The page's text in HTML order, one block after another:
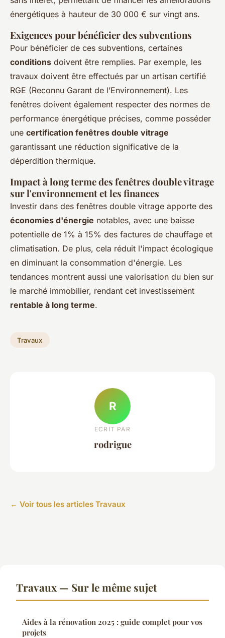
énergétiques à hauteur de 30 000 € sur vingt ans.
Exigences pour bénéficier des subventions
Pour bénéficier de ces subventions, certaines
conditions doivent être remplies. Par exemple, les
travaux doivent être effectués par un artisan certifié
RGE (Reconnu Garant de l’Environnement). Les
fenêtres doivent également respecter des normes de
performance énergétique précises, comme posséder
une certification fenêtres double vitrage
garantissant une réduction significative de la
déperdition thermique.
Impact à long terme des fenêtres double vitrage
sur l'environnement et les finances
Investir dans des fenêtres double vitrage apporte des
économies d'énergie notables, avec une baisse
potentielle de 1% à 15% des factures de chauffage et
climatisation. De plus, cela réduit l'impact écologique
en diminuant la consommation d'énergie. Les
tendances montrent aussi une valorisation du bien sur
le marché immobilier, rendant cet investissement
rentable à long terme.
Travaux
R
ECRIT PAR
rodrigue
← Voir tous les articles Travaux
Travaux — Sur le même sujet
Aides à la rénovation 2025 : guide complet pour vos
projets